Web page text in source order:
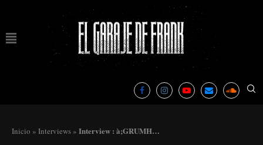
Inicio » Interviews » Interview : à;GRUMH…